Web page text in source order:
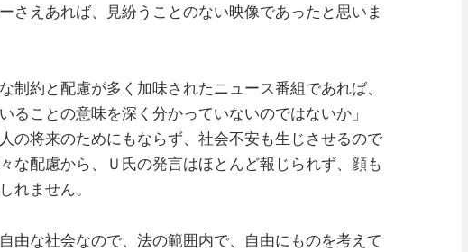
さえあれば、見紛うことのない映像であったと思いま
制約と配慮が多く加味されたニュース番組であれば、
ることの意味を深く分かっていないのではないか」
の将来のためにもならず、社会不安も生じさせるので
な配慮から、Ｕ氏の発言はほとんど報じられず、顔も
れません。
由な社会なので、法の範囲内で、自由にものを考えて